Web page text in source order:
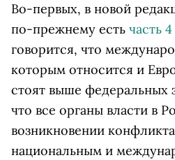
Во-первых, в новой
по-прежнему есть часть 4
говорится, что
которым относится и
стоят выше федеральных
что все органы власти в
возникновении
национальным и